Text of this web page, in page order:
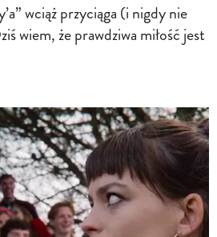
wciąż przyciąga (i nigdy nie
wiem, że prawdziwa miłość jest